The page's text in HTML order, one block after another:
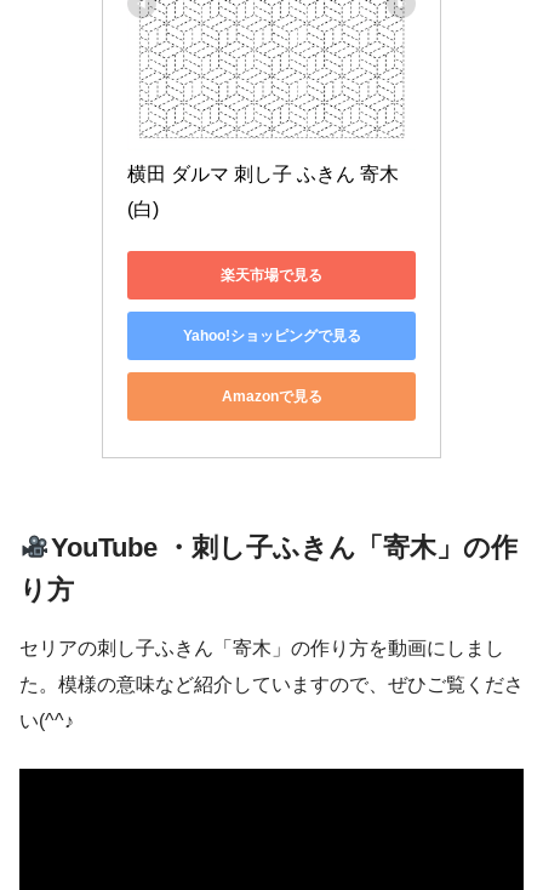
横田 ダルマ 刺し子 ふきん 寄木
(白)
楽天市場で見る
Yahoo!ショッピングで見る
Amazonで見る
YouTube ・刺し子ふきん「寄木」の作
り方
セリアの刺し子ふきん「寄木」の作り方を動画にしまし
た。模様の意味など紹介していますので、ぜひご覧くださ
い(^^♪